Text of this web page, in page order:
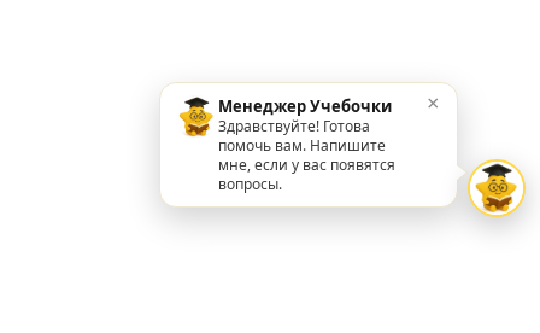
Менеджер Учебочки
Здравствуйте! Готова
помочь вам. Напишите
мне, если у вас появятся
вопросы.
×